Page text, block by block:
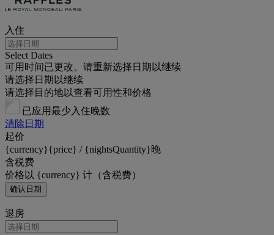
入住
Select Dates
可用时间已更改。请重新选择日期以继续
请选择日期以继续
请选择目的地以查看可用性和价格
已应用最少入住晚数
清除日期
起价
{currency}{price} / {nightsQuantity}晚
含税费
价格以 {currency} 计（含税费）
确认日期
退房